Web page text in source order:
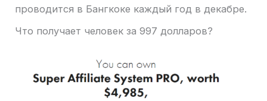
проводится в Бангкоке каждый год в декабре.
Что получает человек за 997 долларов?